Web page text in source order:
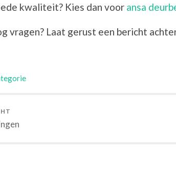
kwaliteit? Kies dan voor ansa
vragen? Laat gerust een bericht